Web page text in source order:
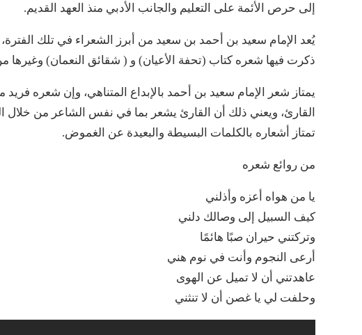
إلى حرص الأئمة على التعليم والجانب الأدبي منذ العهد القديم.
يُعد الإمام سعيد بن أحمد بن سعيد من أبرز الشعراء في تلك
ذكرت فيها شعره كتاب (تحفة الأعيان) و ( شقائق النعمان) وغيرها
يمتاز شعر الإمام سعيد بن أحمد بالإبداع المتناهي، وإن شعره
القارئ، ويعني ذلك أن القارئ يشعر بما في نفس الشاعر من
تمتاز أشعاره بالكلمات البسيطة والبعيدة عن الغموض.
من روائع شعره
يا من هواه أعزه وأذلني
كيف السبيل إلى وصالك دلني
وتركتني حيران صبًا هائمًا
أرعى النجوم وأنت في نوم هني
عاهدتني أن لا تميل عن الهوى
وحلفت لي يا غصن أن لا تنثني